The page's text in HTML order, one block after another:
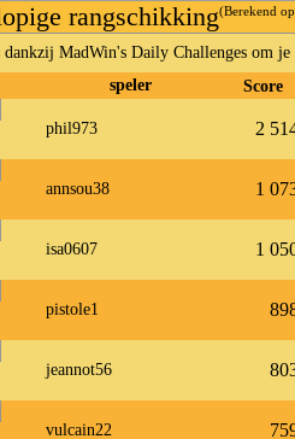
rangschikking(Berekend
MadWin's Daily Challenges om je
speler Score
phil973 2
annsou38 1
isa0607 1
pistole1
jeannot56
vulcain22